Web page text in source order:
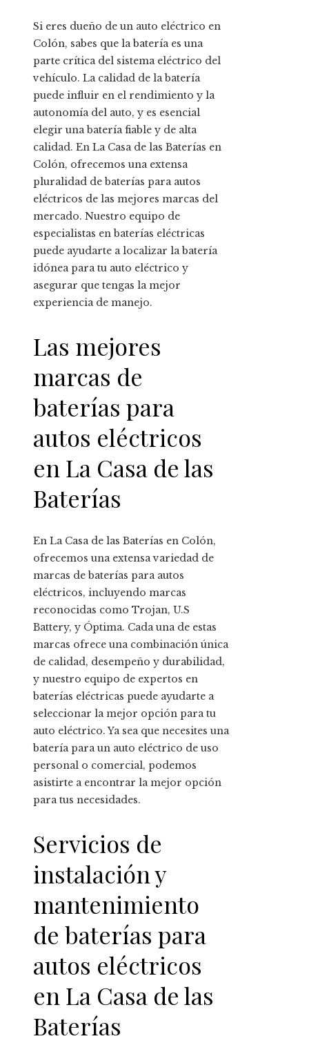
Si eres dueño de un auto eléctrico en
Colón, sabes que la batería es una
parte crítica del sistema eléctrico del
vehículo. La calidad de la batería
puede influir en el rendimiento y la
autonomía del auto, y es esencial
elegir una batería fiable y de alta
calidad. En La Casa de las Baterías en
Colón, ofrecemos una extensa
pluralidad de baterías para autos
eléctricos de las mejores marcas del
mercado. Nuestro equipo de
especialistas en baterías eléctricas
puede ayudarte a localizar la batería
idónea para tu auto eléctrico y
asegurar que tengas la mejor
experiencia de manejo.
Las mejores
marcas de
baterías para
autos eléctricos
en La Casa de las
Baterías
En La Casa de las Baterías en Colón,
ofrecemos una extensa variedad de
marcas de baterías para autos
eléctricos, incluyendo marcas
reconocidas como Trojan, U.S
Battery, y Óptima. Cada una de estas
marcas ofrece una combinación única
de calidad, desempeño y durabilidad,
y nuestro equipo de expertos en
baterías eléctricas puede ayudarte a
seleccionar la mejor opción para tu
auto eléctrico. Ya sea que necesites una
batería para un auto eléctrico de uso
personal o comercial, podemos
asistirte a encontrar la mejor opción
para tus necesidades.
Servicios de
instalación y
mantenimiento
de baterías para
autos eléctricos
en La Casa de las
Baterías